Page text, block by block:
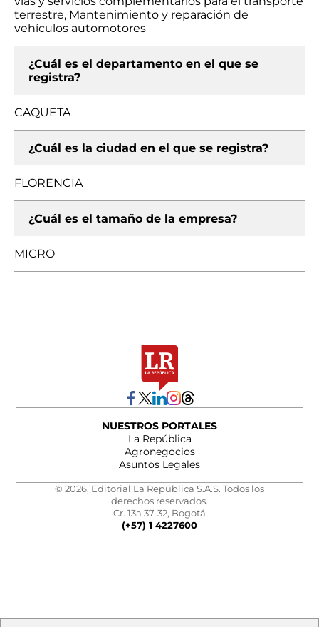
terrestre, Mantenimiento y reparación de
vehículos automotores
¿Cuál es el departamento en el que se
registra?
CAQUETA
¿Cuál es la ciudad en el que se registra?
FLORENCIA
¿Cuál es el tamaño de la empresa?
MICRO
NUESTROS PORTALES
La República
Agronegocios
Asuntos Legales
© 2026, Editorial La República S.A.S. Todos los
derechos reservados.
Cr. 13a 37-32, Bogotá
(+57) 1 4227600